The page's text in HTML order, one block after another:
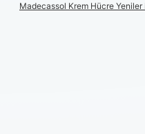
Madecassol Krem Hücre Yeniler